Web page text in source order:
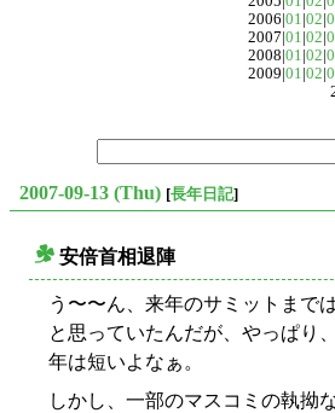
2006|01|02|
2007|01|02|
2008|01|02|
2009|01|02|
2007-09-13 (Thu) [長年日記]
安倍首相退陣
う〜〜ん、来年のサミットまで
と思っていたんだが、やっぱり
年は短いよなぁ。
しかし、一部のマスコミの執拗